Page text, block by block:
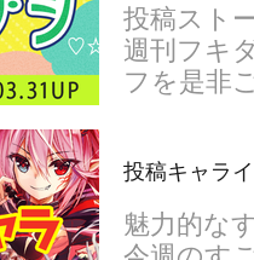
投稿スト
週刊フキ
フを是非
投稿キャラ
魅力的な